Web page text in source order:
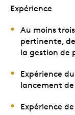
Expérience
Au moins
pertinente,
la gestion de
Expérience
lancement
Expérience